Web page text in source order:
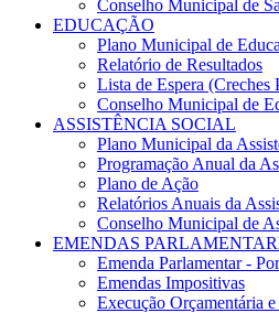
Conselho Municipal de
EDUCAÇÃO
Plano Municipal de
Relatório de Resultados
Lista de Espera (Creches
Conselho Municipal de
ASSISTÊNCIA SOCIAL
Plano Municipal da
Programação Anual da
Plano de Ação
Relatórios Anuais da
Conselho Municipal de
EMENDAS
Emenda Parlamentar -
Emendas Impositivas
Execução Orçamentária